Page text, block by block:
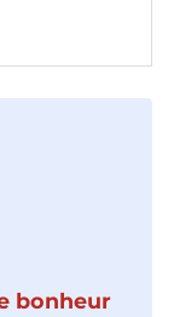
bonheur